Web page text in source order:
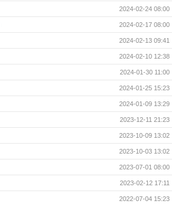
2024-02-24 08:00
2024-02-17 08:00
2024-02-13 09:41
2024-02-10 12:38
2024-01-30 11:00
2024-01-25 15:23
2024-01-09 13:29
2023-12-11 21:23
2023-10-09 13:02
2023-10-03 13:02
2023-07-01 08:00
2023-02-12 17:11
2022-07-04 15:23